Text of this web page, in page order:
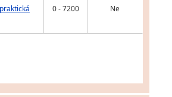
praktická 0 - 7200 Ne